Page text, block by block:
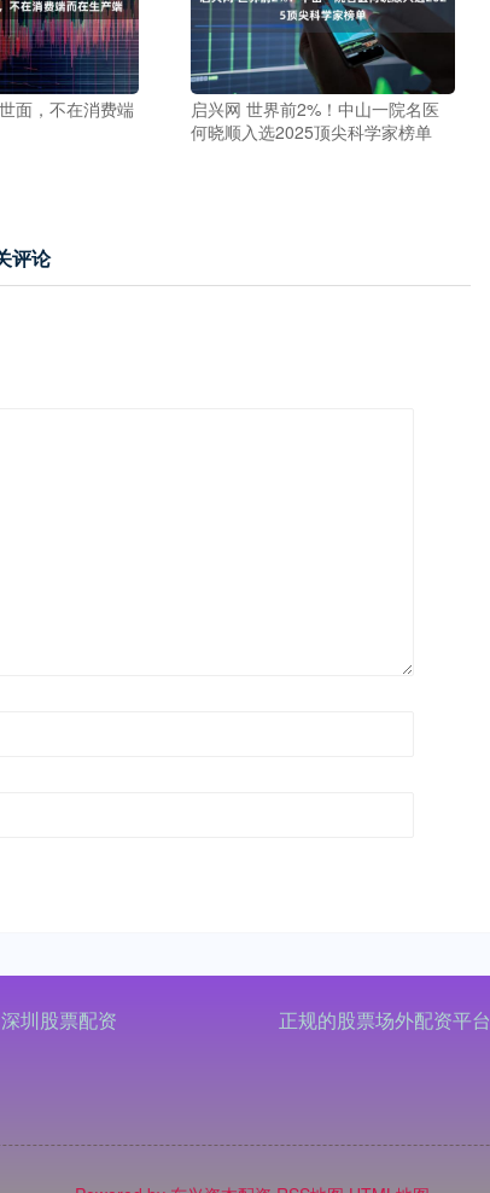
面，不在消费端
启兴网 世界前2%！中山一院名医
何晓顺入选2025顶尖科学家榜单
评论
深圳股票配资 正规的股票场外配资平台